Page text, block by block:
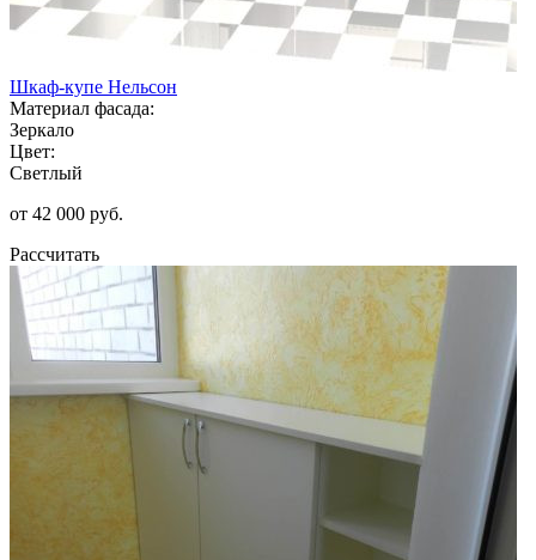
Шкаф-купе Нельсон
Материал фасада:
Зеркало
Цвет:
Светлый
от 42 000 руб.
Рассчитать